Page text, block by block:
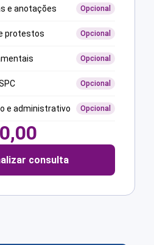
e anotações Opcional
protestos Opcional
Opcional
Opcional
e administrativo Opcional
consulta